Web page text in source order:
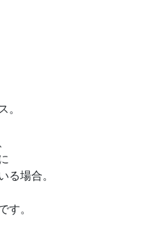
。
る場合。
す。